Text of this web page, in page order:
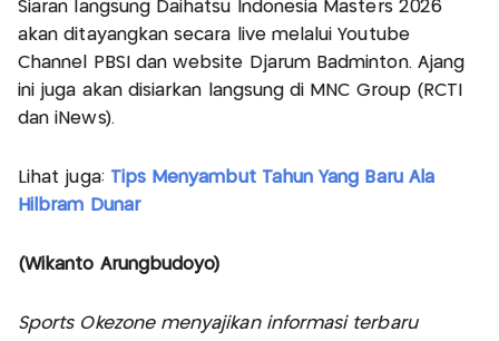
Siaran langsung Daihatsu Indonesia Masters 2026
akan ditayangkan secara live melalui Youtube
Channel PBSI dan website Djarum Badminton. Ajang
ini juga akan disiarkan langsung di MNC Group (RCTI
dan iNews).
Lihat juga: Tips Menyambut Tahun Yang Baru Ala
Hilbram Dunar
(Wikanto Arungbudoyo)
Sports Okezone menyajikan informasi terbaru